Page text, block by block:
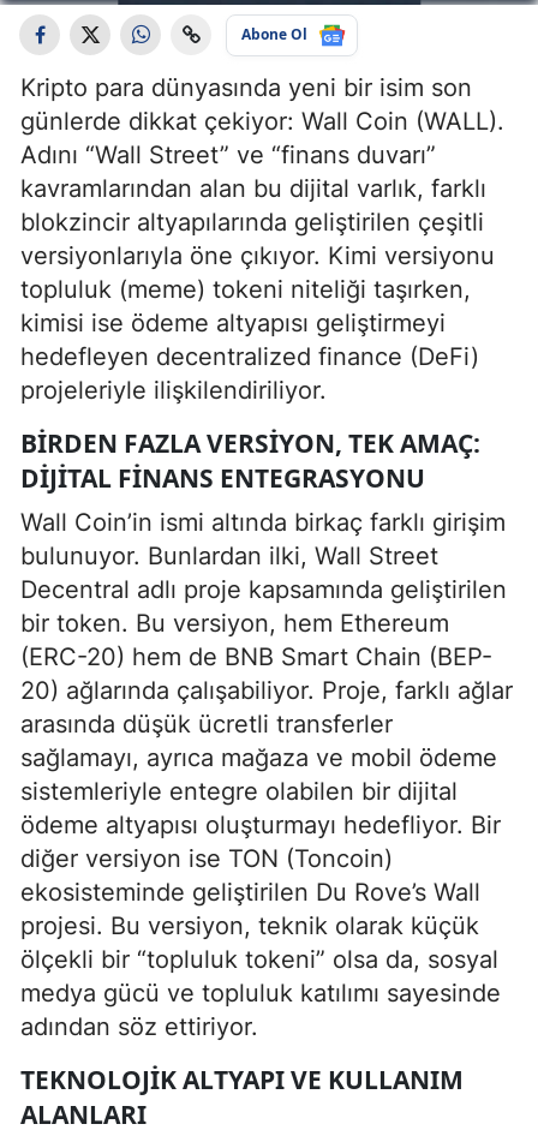
Abone Ol
Kripto para dünyasında yeni bir isim son
günlerde dikkat çekiyor: Wall Coin (WALL).
Adını “Wall Street” ve “finans duvarı”
kavramlarından alan bu dijital varlık, farklı
blokzincir altyapılarında geliştirilen çeşitli
versiyonlarıyla öne çıkıyor. Kimi versiyonu
topluluk (meme) tokeni niteliği taşırken,
kimisi ise ödeme altyapısı geliştirmeyi
hedefleyen decentralized finance (DeFi)
projeleriyle ilişkilendiriliyor.
BIRDEN FAZLA VERSIYON, TEK AMAÇ:
DIJITAL FINANS ENTEGRASYONU
Wall Coin’in ismi altında birkaç farklı girişim
bulunuyor. Bunlardan ilki, Wall Street
Decentral adlı proje kapsamında geliştirilen
bir token. Bu versiyon, hem Ethereum
(ERC-20) hem de BNB Smart Chain (BEP-
20) ağlarında çalışabiliyor. Proje, farklı ağlar
arasında düşük ücretli transferler
sağlamayı, ayrıca mağaza ve mobil ödeme
sistemleriyle entegre olabilen bir dijital
ödeme altyapısı oluşturmayı hedefliyor. Bir
diğer versiyon ise TON (Toncoin)
ekosisteminde geliştirilen Du Rove’s Wall
projesi. Bu versiyon, teknik olarak küçük
ölçekli bir “topluluk tokeni” olsa da, sosyal
medya gücü ve topluluk katılımı sayesinde
adından söz ettiriyor.
TEKNOLOJIK ALTYAPI VE KULLANIM
ALANLARI